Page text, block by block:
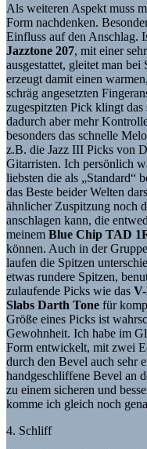
Als weiteren Aspekt muss
Form nachdenken.
Einfluss auf den Anschlag.
Jazztone 207, mit einer
ausgestattet, gleitet man
erzeugt damit einen
schräg angesetzten
zugespitzten Pick klingt
dadurch aber mehr
besonders das schnelle
z.B. die Jazz III Picks von
Gitarristen. Ich persönlich
liebsten die als „Standard“
das Beste beider Welten
ähnlicher Zuspitzung noch
anschlagen kann, die
meinem Blue Chip TAD
können. Auch in der
laufen die Spitzen
etwas rundere Spitzen,
zulaufende Picks wie das
Slabs Darth Tone für
Größe eines Picks ist
Gewohnheit. Ich habe im
Form entwickelt, mit zwei
durch den Bevel auch sehr
handgeschliffene Bevel an
zu einem sicheren und
komme ich gleich noch
4. Schliff